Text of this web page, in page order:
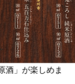
酒」が楽しめま